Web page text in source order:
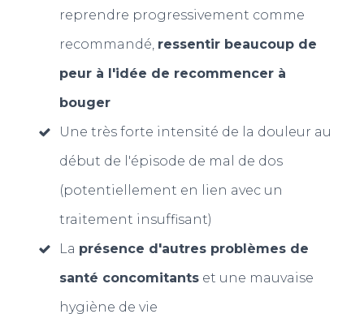
reprendre progressivement comme
recommandé, ressentir beaucoup de
peur à l'idée de recommencer à
bouger
Une très forte intensité de la douleur au
début de l'épisode de mal de dos
(potentiellement en lien avec un
traitement insuffisant)
La présence d'autres problèmes de
santé concomitantset une mauvaise
hygiène de vie